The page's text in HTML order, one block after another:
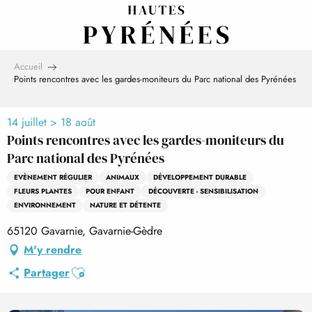
Accueil
Points rencontres avec les gardes-moniteurs du Parc national des Pyrénées
14 juillet > 18 août
Points rencontres avec les gardes-moniteurs du
Parc national des Pyrénées
EVÈNEMENT RÉGULIER ANIMAUX
DÉVELOPPEMENT DURABLE
FLEURS PLANTES
POUR ENFANT
DÉCOUVERTE - SENSIBILISATION
ENVIRONNEMENT
NATURE ET DÉTENTE
65120 Gavarnie, Gavarnie-Gèdre
M'y rendre
PartagerAjouter aux favoris